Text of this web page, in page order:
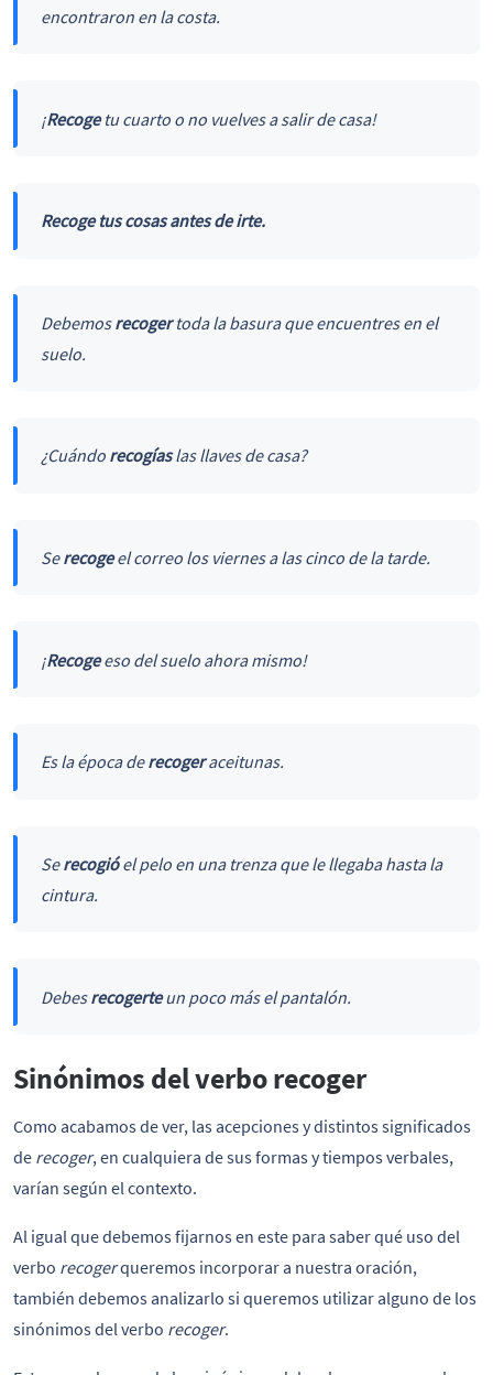
encontraron en la costa.
¡Recogetu cuarto o no vuelves a salir de casa!
Recogetus cosas antes de irte.
Debemosrecogertoda la basura que encuentres en el
suelo.
¿Cuándo recogíaslas llaves de casa?
Serecogeel correo los viernes a las cinco de la tarde.
¡Recogeeso del suelo ahora mismo!
Es la época derecogeraceitunas.
Serecogióel pelo en una trenza que le llegaba hasta la
cintura.
Debesrecogerteun poco más el pantalón.
Sinónimos del verbo recoger
Como acabamos de ver, las acepciones y distintos significados
de recoger, en cualquiera de sus formas y tiempos verbales,
varían según el contexto.
Al igual que debemos fijarnos en este para saber qué uso del
verbo recogerqueremos incorporar a nuestra oración,
también debemos analizarlo si queremos utilizar alguno de los
sinónimos del verbo recoger.